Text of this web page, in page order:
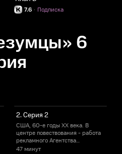
7.6 Подписка
·
6
2. Серия 2
США, 60-е годы ХХ века. В
центре повествования - работа
рекламного Агентства
«Стерлинг-Купер»,
47 минут